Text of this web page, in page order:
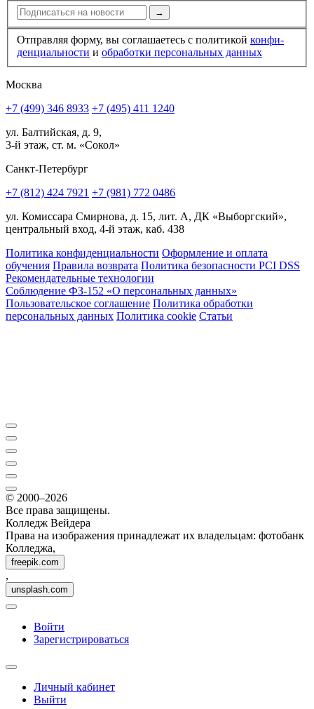
→
Отправляя форму, вы соглашаетесь с политикой конфи­
ден­циальности и обработки персональных данных
Москва
+7 (499) 346 8933 +7 (495) 411 1240
ул. Балтийская, д. 9,
3-й этаж, ст. м. «Сокол»
Санкт-Петербург
+7 (812) 424 7921 +7 (981) 772 0486
ул. Комиссара Смирнова, д. 15, лит. А, ДК «Выборгский»,
центральный вход, 4-й этаж, каб. 438
Политика конфиденциальности Оформление и оплата
обучения Правила возврата Политика безопасности PCI DSS
Рекомендательные технологии
Соблюдение ФЗ-152 «О персональ­ных данных»
Пользовательское соглашение Политика обработки
персональных данных Политика cookie Статьи
© 2000–2026
Все права защищены.
Колледж Вейдера
Права на изображения принадлежат их владельцам: фотобанк
Колледжа,
freepik.com
,
unsplash.com
Войти
Зарегистрироваться
Личный кабинет
Выйти